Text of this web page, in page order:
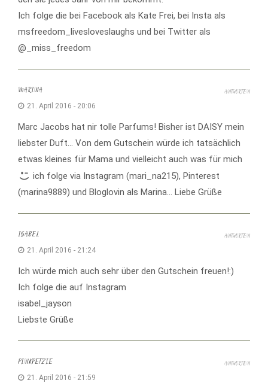
Ich folge die bei Facebook als Kate Frei, bei Insta als
msfreedom_livesloveslaughs und bei Twitter als
@_miss_freedom
MARINA
21. April 2016 - 20:06
Marc Jacobs hat nir tolle Parfums! Bisher ist DAISY mein
liebster Duft… Von dem Gutschein würde ich tatsächlich
etwas kleines für Mama und vielleicht auch was für mich
ich folge via Instagram (mari_na215), Pinterest
(marina9889) und Bloglovin als Marina… Liebe Grüße
ANTWORTEN
ISABEL
21. April 2016 - 21:24
Ich würde mich auch sehr über den Gutschein freuen!:)
Ich folge die auf Instagram
isabel_jayson
Liebste Grüße
ANTWORTEN
PINKPETZIE
21. April 2016 - 21:59
ANTWORTEN